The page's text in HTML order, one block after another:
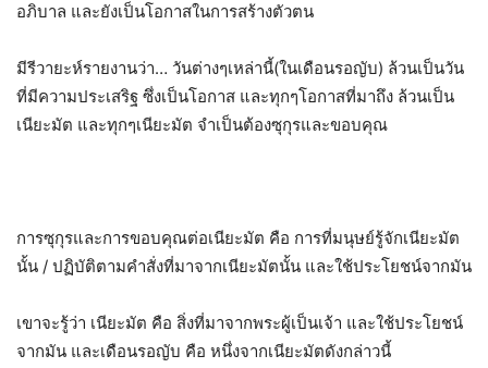
อภิบาล และยังเป็นโอกาสในการสร้างตัวตน
มีรีวายะห์รายงานว่า… วันต่างๆเหล่านี้(ในเดือนรอญับ) ล้วนเป็นวัน
ที่มีความประเสริฐ ซึ่งเป็นโอกาส และทุกๆโอกาสที่มาถึง ล้วนเป็น
เนียะมัต และทุกๆเนียะมัต จำเป็นต้องซุกุรและขอบคุณ
การซุกุรและการขอบคุณต่อเนียะมัต คือ การที่มนุษย์รู้จักเนียะมัต
นั้น / ปฏิบัติตามคำสั่งที่มาจากเนียะมัตนั้น และใช้ประโยชน์จากมัน
เขาจะรู้ว่า เนียะมัต คือ สิ่งที่มาจากพระผู้เป็นเจ้า และใช้ประโยชน์
จากมัน และเดือนรอญับ คือ หนึ่งจากเนียะมัตดังกล่าวนี้